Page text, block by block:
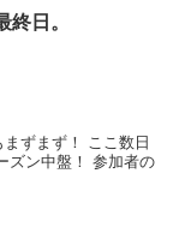
終日。
ずまず！ ここ数日
ズン中盤！ 参加者の